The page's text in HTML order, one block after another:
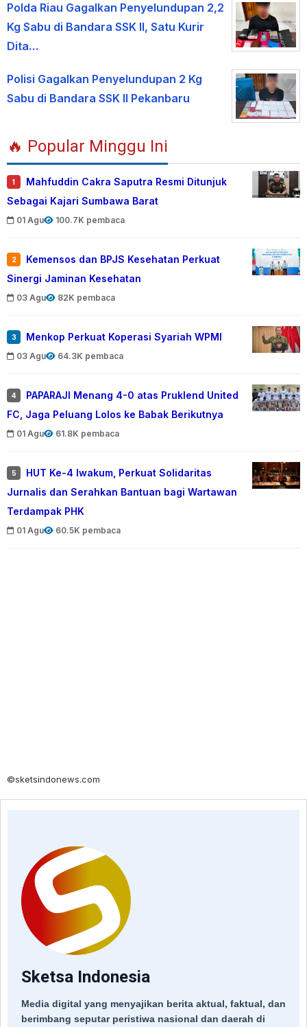
Polda Riau Gagalkan Penyelundupan 2,2
Kg Sabu di Bandara SSK II, Satu Kurir
Dita…
Polisi Gagalkan Penyelundupan 2 Kg
Sabu di Bandara SSK II Pekanbaru
🔥 Popular Minggu Ini
1
Mahfuddin Cakra Saputra Resmi Ditunjuk
Sebagai Kajari Sumbawa Barat
01 Agu 100.7K pembaca
2
Kemensos dan BPJS Kesehatan Perkuat
Sinergi Jaminan Kesehatan
03 Agu 82K pembaca
3 Menkop Perkuat Koperasi Syariah WPMI
03 Agu 64.3K pembaca
4
PAPARAJI Menang 4-0 atas Pruklend United
FC, Jaga Peluang Lolos ke Babak Berikutnya
01 Agu 61.8K pembaca
5
HUT Ke-4 Iwakum, Perkuat Solidaritas
Jurnalis dan Serahkan Bantuan bagi Wartawan
Terdampak PHK
01 Agu 60.5K pembaca
©sketsindonews.com
Sketsa Indonesia
Media digital yang menyajikan berita aktual, faktual, dan
berimbang seputar peristiwa nasional dan daerah di